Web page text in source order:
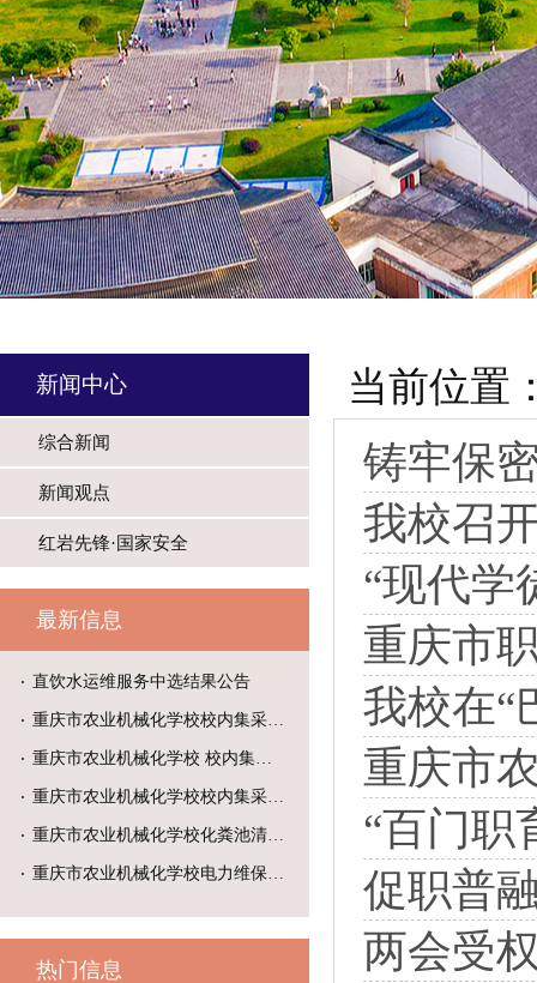
新闻中心
综合新闻
新闻观点
红岩先锋·国家安全
最新信息
直饮水运维服务中选结果公告
重庆市农业机械化学校校内集采目录
重庆市农业机械化学校 校内集采目
重庆市农业机械化学校校内集采目录
重庆市农业机械化学校化粪池清掏中
重庆市农业机械化学校电力维保中标
热门信息
当前位置
铸牢保
我校召
“现代学
重庆市
我校在“
重庆市
“百门
促职普
两会受